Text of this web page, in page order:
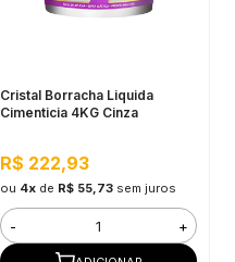
Cristal Borracha Liquida
Cimenticia 4KG Cinza
R$ 222,93
ou 4xde R$ 55,73 sem juros
- +